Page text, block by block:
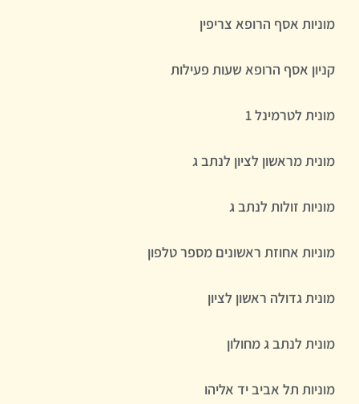
מוניות אסף הרופא צריפין
קניון אסף הרופא שעות פעילות
מונית לטרמינל 1
מונית מראשון לציון לנתב ג
מוניות זולות לנתב ג
מוניות אחוזת ראשונים מספר טלפון
מונית גדולה ראשון לציון
מונית לנתב ג מחולון
מוניות תל אביב יד אליהו